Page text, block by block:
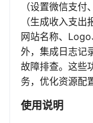
（设置微信支
（生成收入支
网站名称、
外，集成日志记
故障排查。这些
务，优化资源配
使用说明